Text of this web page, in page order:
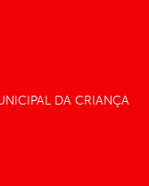
DA CRIANÇA